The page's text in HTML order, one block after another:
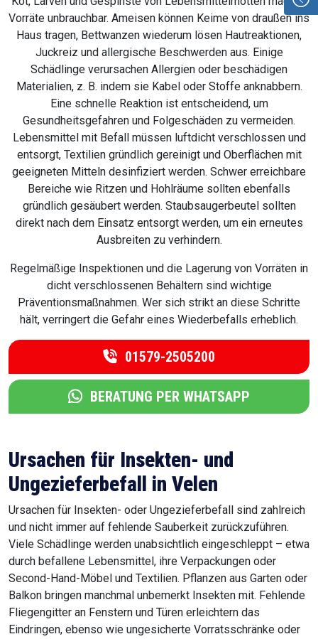
Vorräte unbrauchbar. Ameisen können Keime von draußen ins
Haus tragen, Bettwanzen wiederum lösen Hautreaktionen,
Juckreiz und allergische Beschwerden aus. Einige
Schädlinge verursachen Allergien oder beschädigen
Materialien, z. B. indem sie Kabel oder Stoffe anknabbern.
Eine schnelle Reaktion ist entscheidend, um
Gesundheitsgefahren und Folgeschäden zu vermeiden.
Lebensmittel mit Befall müssen luftdicht verschlossen und
entsorgt, Textilien gründlich gereinigt und Oberflächen mit
geeigneten Mitteln desinfiziert werden. Schwer erreichbare
Bereiche wie Ritzen und Hohlräume sollten ebenfalls
gründlich gesäubert werden. Staubsaugerbeutel sollten
direkt nach dem Einsatz entsorgt werden, um ein erneutes
Ausbreiten zu verhindern.
Regelmäßige Inspektionen und die Lagerung von Vorräten in
dicht verschlossenen Behältern sind wichtige
Präventionsmaßnahmen. Wer sich strikt an diese Schritte
hält, verringert die Gefahr eines Wiederbefalls erheblich.
01579-2505200
BERATUNG PER WHATSAPP
Ursachen für Insekten- und
Ungezieferbefall in Velen
Ursachen für Insekten- oder Ungezieferbefall sind zahlreich
und nicht immer auf fehlende Sauberkeit zurückzuführen.
Viele Schädlinge werden unabsichtlich eingeschleppt – etwa
durch befallene Lebensmittel, ihre Verpackungen oder
Second-Hand-Möbel und Textilien. Pflanzen aus Garten oder
Balkon bringen manchmal unbemerkt Insekten mit. Fehlende
Fliegengitter an Fenstern und Türen erleichtern das
Eindringen, ebenso wie ungesicherte Vorratsschränke oder